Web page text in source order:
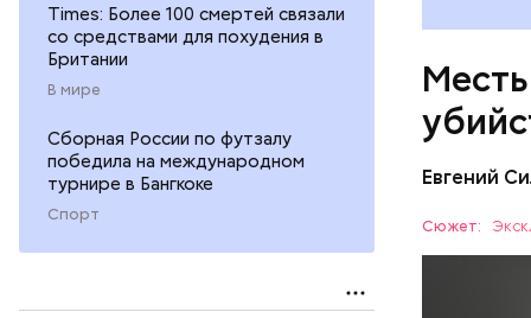
Times: Более 100 смертей связали
со средствами для похудения в
Британии
В мире
Сборная России по футзалу
победила на международном
турнире в Бангкоке
Спорт
Евгений
Сюжет: